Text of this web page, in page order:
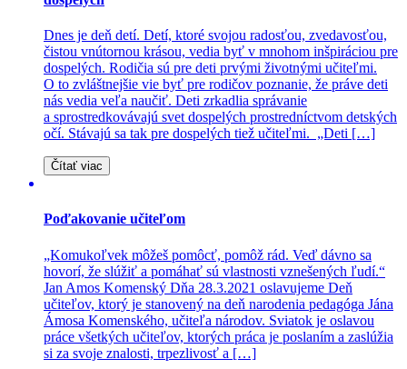
Dnes je deň detí. Detí, ktoré svojou radosťou, zvedavosťou,
čistou vnútornou krásou, vedia byť v mnohom inšpiráciou pre
dospelých. Rodičia sú pre deti prvými životnými učiteľmi.
O to zvláštnejšie vie byť pre rodičov poznanie, že práve deti
nás vedia veľa naučiť. Deti zrkadlia správanie
a sprostredkovávajú svet dospelých prostredníctvom detských
očí. Stávajú sa tak pre dospelých tiež učiteľmi. „Deti […]
Čítať viac
Poďakovanie učiteľom
„Komukoľvek môžeš pomôcť, pomôž rád. Veď dávno sa
hovorí, že slúžiť a pomáhať sú vlastnosti vznešených ľudí.“
Jan Amos Komenský Dňa 28.3.2021 oslavujeme Deň
učiteľov, ktorý je stanovený na deň narodenia pedagóga Jána
Ámosa Komenského, učiteľa národov. Sviatok je oslavou
práce všetkých učiteľov, ktorých práca je poslaním a zaslúžia
si za svoje znalosti, trpezlivosť a […]